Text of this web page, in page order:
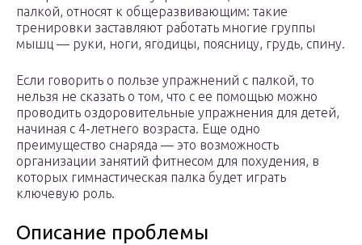
палкой, относят к общеразвивающим: такие
тренировки заставляют работать многие группы
мышц — руки, ноги, ягодицы, поясницу, грудь, спину.
Если говорить о пользе упражнений с палкой, то
нельзя не сказать о том, что с ее помощью можно
проводить оздоровительные упражнения для детей,
начиная с 4-летнего возраста. Еще одно
преимущество снаряда — это возможность
организации занятий фитнесом для похудения, в
которых гимнастическая палка будет играть
ключевую роль.
Описание проблемы